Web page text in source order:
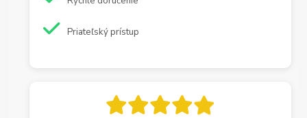
Priateľský prístup